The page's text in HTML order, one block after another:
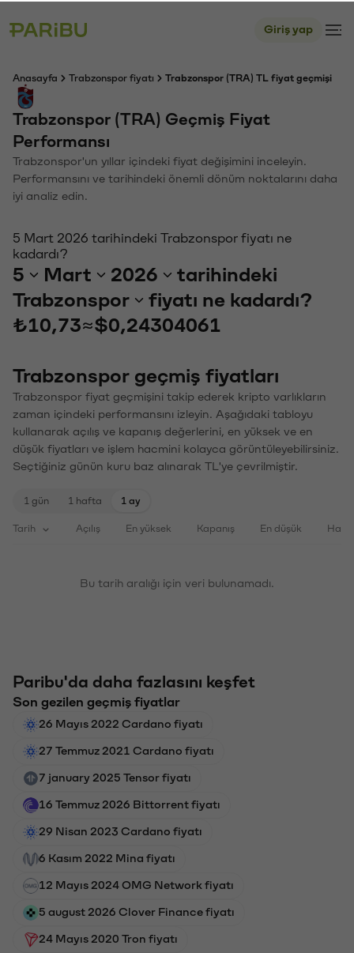
Giriş yap
Anasayfa Trabzonspor fiyatı Trabzonspor (TRA) TL fiyat geçmişi
Trabzonspor (TRA) Geçmiş Fiyat
Performansı
Trabzonspor'un yıllar içindeki fiyat değişimini inceleyin.
Performansını ve tarihindeki önemli dönüm noktalarını daha
iyi analiz edin.
5 Mart 2026 tarihindeki Trabzonspor fiyatı ne
kadardı?
5 Mart 2026
tarihindeki
Trabzonspor
fiyatı ne kadardı?
₺10,73≈$0,24304061
Trabzonspor geçmiş fiyatları
Trabzonspor fiyat geçmişini takip ederek kripto varlıkların
zaman içindeki performansını izleyin. Aşağıdaki tabloyu
kullanarak açılış ve kapanış değerlerini, en yüksek ve en
düşük fiyatları ve işlem hacmini kolayca görüntüleyebilirsiniz.
Seçtiğiniz günün kuru baz alınarak TL'ye çevrilmiştir.
1 gün 1 hafta 1 ay
Tarih Açılış En yüksek Kapanış En düşük
Bu tarih aralığı için veri bulunamadı.
Paribu'da daha fazlasını keşfet
Son gezilen geçmiş fiyatlar
26 Mayıs 2022 Cardano fiyatı
27 Temmuz 2021 Cardano fiyatı
7 january 2025 Tensor fiyatı
16 Temmuz 2026 Bittorrent fiyatı
29 Nisan 2023 Cardano fiyatı
6 Kasım 2022 Mina fiyatı
12 Mayıs 2024 OMG Network fiyatı
5 august 2026 Clover Finance fiyatı
24 Mayıs 2020 Tron fiyatı